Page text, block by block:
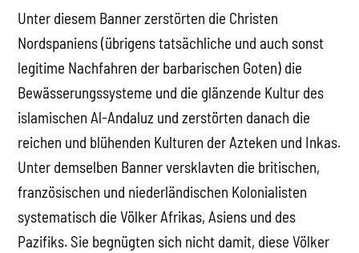
Unter diesem Banner zerstörten die Christen
Nordspaniens (übrigens tatsächliche und auch sonst
legitime Nachfahren der barbarischen Goten) die
Bewässerungssysteme und die glänzende Kultur des
islamischen Al-Andaluz und zerstörten danach die
reichen und blühenden Kulturen der Azteken und Inkas.
Unter demselben Banner versklavten die britischen,
französischen und niederländischen Kolonialisten
systematisch die Völker Afrikas, Asiens und des
Pazifiks. Sie begnügten sich nicht damit, diese Völker